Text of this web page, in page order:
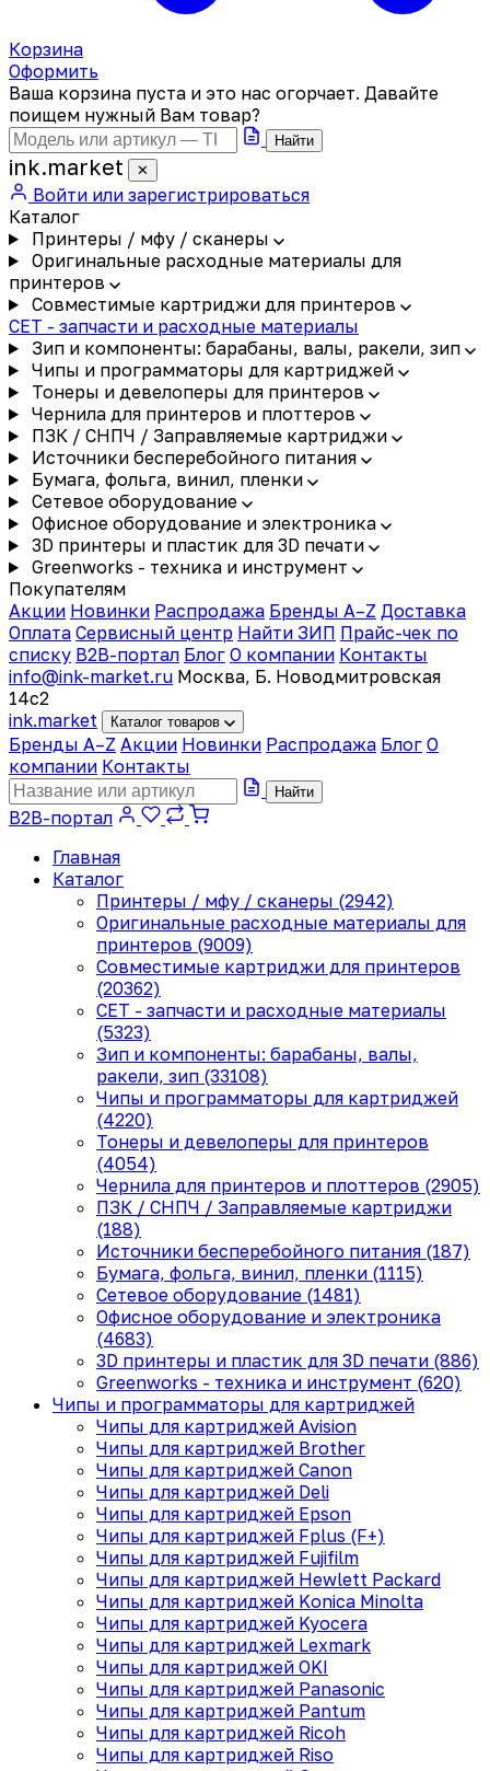
Корзина
Оформить
Ваша корзина пуста и это нас огорчает. Давайте
поищем нужный Вам товар?
Найти
ink.market ✕
Войти или зарегистрироваться
Каталог
Принтеры / мфу / сканеры
Оригинальные расходные материалы для
принтеров
Совместимые картриджи для принтеров
CET - запчасти и расходные материалы
Зип и компоненты: барабаны, валы, ракели, зип
Чипы и программаторы для картриджей
Тонеры и девелоперы для принтеров
Чернила для принтеров и плоттеров
ПЗК / СНПЧ / Заправляемые картриджи
Источники бесперебойного питания
Бумага, фольга, винил, пленки
Сетевое оборудование
Офисное оборудование и электроника
3D принтеры и пластик для 3D печати
Greenworks - техника и инструмент
Покупателям
Акции Новинки Распродажа Бренды A–Z Доставка
Оплата Сервисный центр Найти ЗИП Прайс-чек по
списку B2B-портал Блог О компании Контакты
info@ink-market.ru Москва, Б. Новодмитровская
14с2
ink.market Каталог товаров
Бренды A–Z Акции Новинки Распродажа Блог О
компании Контакты
Найти
B2B-портал
Главная
Каталог
Принтеры / мфу / сканеры (2942)
Оригинальные расходные материалы для
принтеров (9009)
Совместимые картриджи для принтеров
(20362)
CET - запчасти и расходные материалы
(5323)
Зип и компоненты: барабаны, валы,
ракели, зип (33108)
Чипы и программаторы для картриджей
(4220)
Тонеры и девелоперы для принтеров
(4054)
Чернила для принтеров и плоттеров (2905)
ПЗК / СНПЧ / Заправляемые картриджи
(188)
Источники бесперебойного питания (187)
Бумага, фольга, винил, пленки (1115)
Сетевое оборудование (1481)
Офисное оборудование и электроника
(4683)
3D принтеры и пластик для 3D печати (886)
Greenworks - техника и инструмент (620)
Чипы и программаторы для картриджей
Чипы для картриджей Avision
Чипы для картриджей Brother
Чипы для картриджей Canon
Чипы для картриджей Deli
Чипы для картриджей Epson
Чипы для картриджей Fplus (F+)
Чипы для картриджей Fujifilm
Чипы для картриджей Hewlett Packard
Чипы для картриджей Konica Minolta
Чипы для картриджей Kyocera
Чипы для картриджей Lexmark
Чипы для картриджей OKI
Чипы для картриджей Panasonic
Чипы для картриджей Pantum
Чипы для картриджей Ricoh
Чипы для картриджей Riso